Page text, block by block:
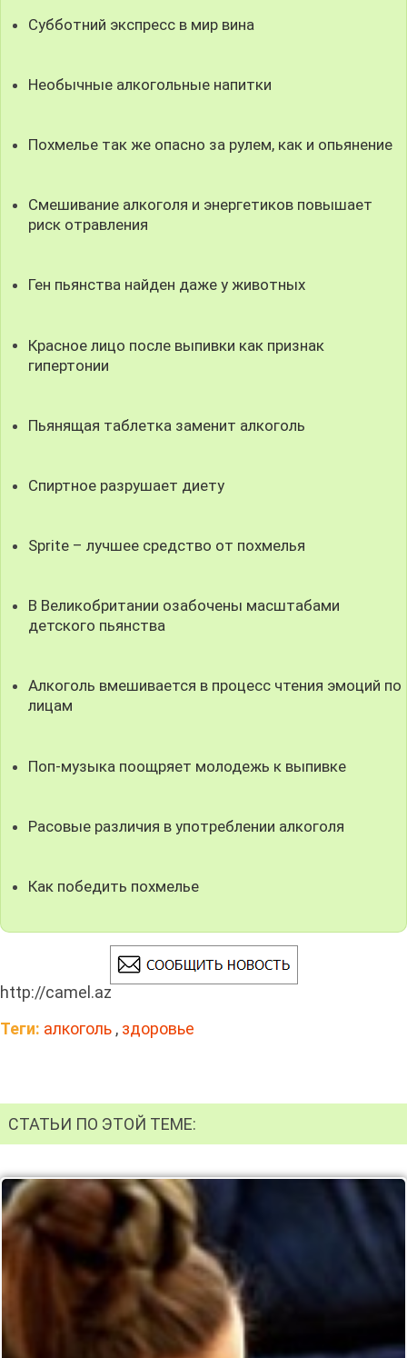
Субботний экспресс в мир вина
Необычные алкогольные напитки
Похмелье так же опасно за рулем, как и опьянение
Смешивание алкоголя и энергетиков повышает
риск отравления
Ген пьянства найден даже у животных
Красное лицо после выпивки как признак
гипертонии
Пьянящая таблетка заменит алкоголь
Спиртное разрушает диету
Sprite – лучшее средство от похмелья
В Великобритании озабочены масштабами
детского пьянства
Алкоголь вмешивается в процесс чтения эмоций по
лицам
Поп-музыка поощряет молодежь к выпивке
Расовые различия в употреблении алкоголя
Как победить похмелье
http://camel.az
Теги: алкоголь , здоровье
СТАТЬИ ПО ЭТОЙ ТЕМЕ: